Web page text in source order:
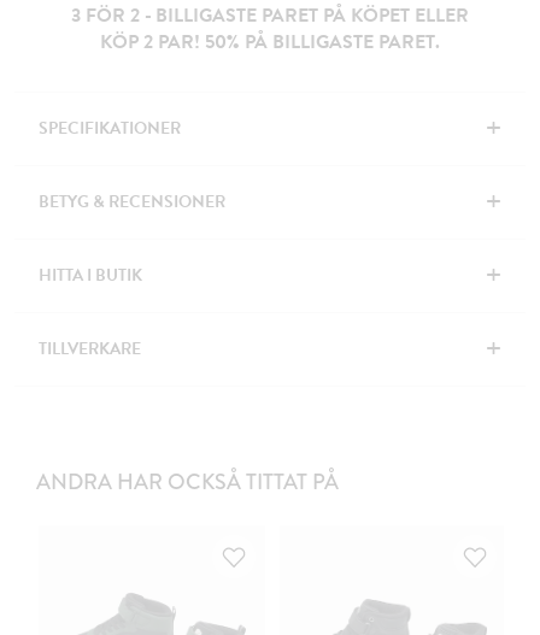
3 FÖR 2 - BILLIGASTE PARET PÅ KÖPET ELLER
KÖP 2 PAR! 50% PÅ BILLIGASTE PARET.
SPECIFIKATIONER +
BETYG & RECENSIONER +
HITTA I BUTIK +
TILLVERKARE +
ANDRA HAR OCKSÅ TITTAT PÅ